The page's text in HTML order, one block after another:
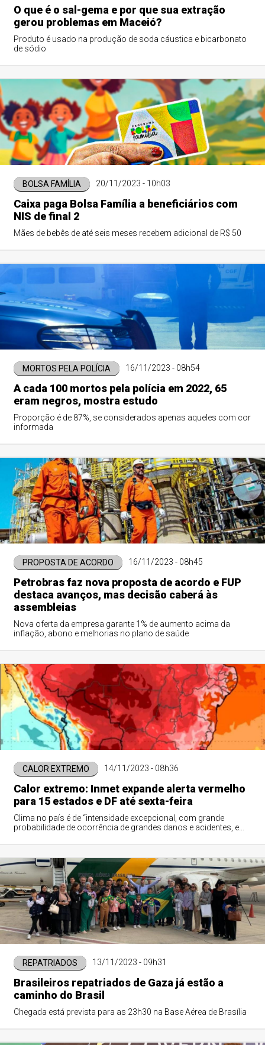
O que é o sal-gema e por que sua extração
gerou problemas em Maceió?
Produto é usado na produção de soda cáustica e bicarbonato
de sódio
BOLSA FAMÍLIA 20/11/2023 - 10h03
Caixa paga Bolsa Família a beneficiários com
NIS de final 2
Mães de bebês de até seis meses recebem adicional de R$ 50
MORTOS PELA POLÍCIA 16/11/2023 - 08h54
A cada 100 mortos pela polícia em 2022, 65
eram negros, mostra estudo
Proporção é de 87%, se considerados apenas aqueles com cor
informada
PROPOSTA DE ACORDO 16/11/2023 - 08h45
Petrobras faz nova proposta de acordo e FUP
destaca avanços, mas decisão caberá às
assembleias
Nova oferta da empresa garante 1% de aumento acima da
inflação, abono e melhorias no plano de saúde
CALOR EXTREMO 14/11/2023 - 08h36
Calor extremo: Inmet expande alerta vermelho
para 15 estados e DF até sexta-feira
Clima no país é de “intensidade excepcional, com grande
probabilidade de ocorrência de grandes danos e acidentes, e
REPATRIADOS 13/11/2023 - 09h31
Brasileiros repatriados de Gaza já estão a
caminho do Brasil
Chegada está prevista para as 23h30 na Base Aérea de Brasília